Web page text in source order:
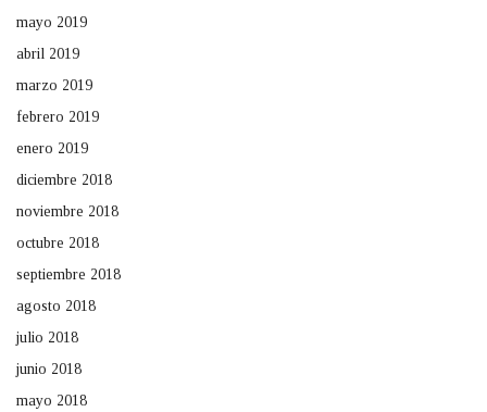
mayo 2019
abril 2019
marzo 2019
febrero 2019
enero 2019
diciembre 2018
noviembre 2018
octubre 2018
septiembre 2018
agosto 2018
julio 2018
junio 2018
mayo 2018